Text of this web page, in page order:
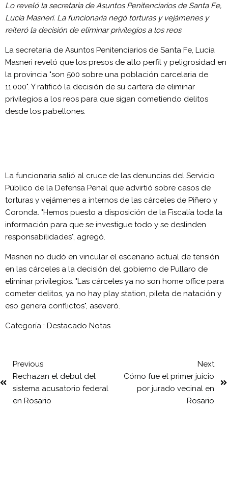
Lo reveló la secretaria de Asuntos Penitenciarios de Santa Fe,
Lucia Masneri. La funcionaria negó torturas y vejámenes y
reiteró la decisión de eliminar privilegios a los reos
La secretaria de Asuntos Penitenciarios de Santa Fe, Lucia
Masneri reveló que los presos de alto perfil y peligrosidad en
la provincia "son 500 sobre una población carcelaria de
11.000". Y ratificó la decisión de su cartera de eliminar
privilegios a los reos para que sigan cometiendo delitos
desde los pabellones.
La funcionaria salió al cruce de las denuncias del Servicio
Público de la Defensa Penal que advirtió sobre casos de
torturas y vejámenes a internos de las cárceles de Piñero y
Coronda. "Hemos puesto a disposición de la Fiscalía toda la
información para que se investigue todo y se deslinden
responsabilidades", agregó.
Masneri no dudó en vincular el escenario actual de tensión
en las cárceles a la decisión del gobierno de Pullaro de
eliminar privilegios. "Las cárceles ya no son home office para
cometer delitos, ya no hay play station, pileta de natación y
eso genera conflictos", aseveró.
Categoría : Destacado Notas
Previous
Rechazan el debut del
sistema acusatorio federal
en Rosario
Next
Cómo fue el primer juicio
por jurado vecinal en
Rosario